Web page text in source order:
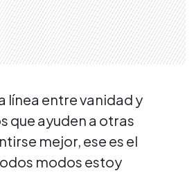
línea entre vanidad y
que ayuden a otras
mejor, ese es el
modos estoy